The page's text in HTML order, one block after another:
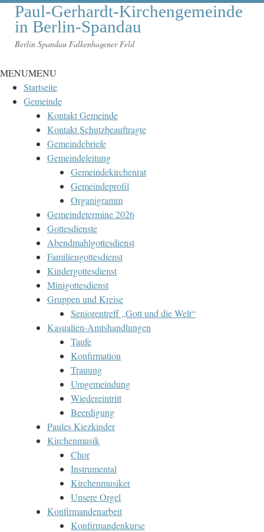
Paul-Gerhardt-Kirchengemeinde
in Berlin-Spandau
Berlin Spandau Falkenhagener Feld
MENUMENU
Startseite
Gemeinde
Kontakt Gemeinde
Kontakt Schutzbeauftragte
Gemeindebriefe
Gemeindeleitung
Gemeindekirchenrat
Gemeindeprofil
Organigramm
Gemeindetermine 2026
Gottesdienste
Abendmahlgottesdienst
Familiengottesdienst
Kindergottesdienst
Minigottesdienst
Gruppen und Kreise
Seniorentreff „Gott und die Welt“
Kasualien-Amtshandlungen
Taufe
Konfirmation
Trauung
Umgemeindung
Wiedereintritt
Beerdigung
Paules Kiezkinder
Kirchenmusik
Chor
Instrumental
Kirchenmusiker
Unsere Orgel
Konfirmandenarbeit
Konfirmandenkurse